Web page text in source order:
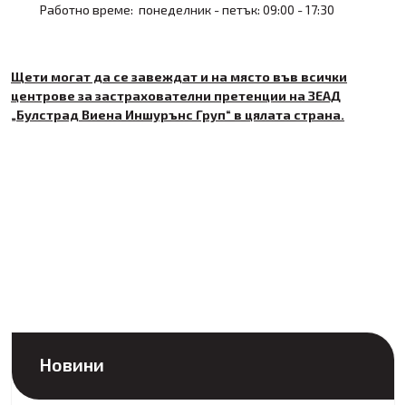
Работно време: понеделник - петък: 09:00 - 17:30
Щети могат да се завеждат и на място във всички
центрове за застрахователни претенции на ЗЕАД
„Булстрад Виена Иншурънс Груп“ в цялата страна.
Новини